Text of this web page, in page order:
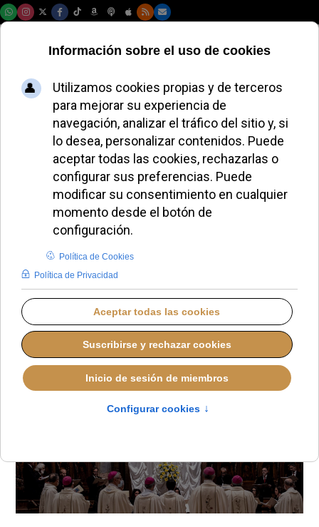
Una madre atribuye
la milagrosa
recuperación de su
hija a Carlo Acutis
en Italia
LUNES, 08 SEPTIEMBRE 2025 15:36